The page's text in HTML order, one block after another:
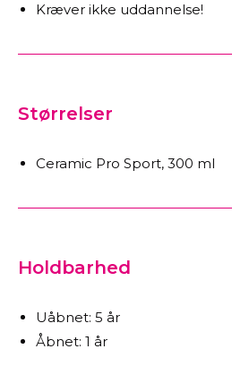
Kræver ikke uddannelse!
Størrelser
Ceramic Pro Sport, 300 ml
Holdbarhed
Uåbnet: 5 år
Åbnet: 1 år